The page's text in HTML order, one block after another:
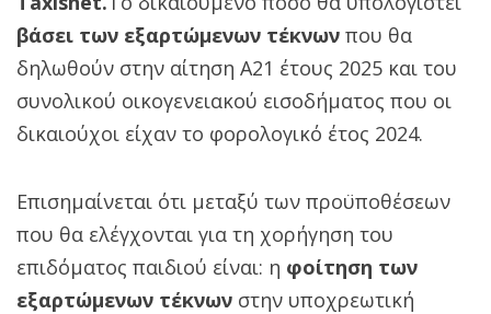
βάσει των εξαρτώμενων τέκνων που θα
δηλωθούν στην αίτηση Α21 έτους 2025 και του
συνολικού οικογενειακού εισοδήματος που οι
δικαιούχοι είχαν το φορολογικό έτος 2024.
Επισημαίνεται ότι μεταξύ των προϋποθέσεων
που θα ελέγχονται για τη χορήγηση του
επιδόματος παιδιού είναι: η φοίτηση των
εξαρτώμενων τέκνων στην υποχρεωτική